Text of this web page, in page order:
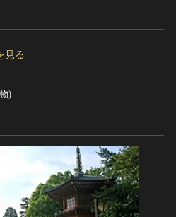
博物館、美術館の皆さまへ
関連サイトリンク
サイトマップ
サイトのご意見はこちら
見る
)